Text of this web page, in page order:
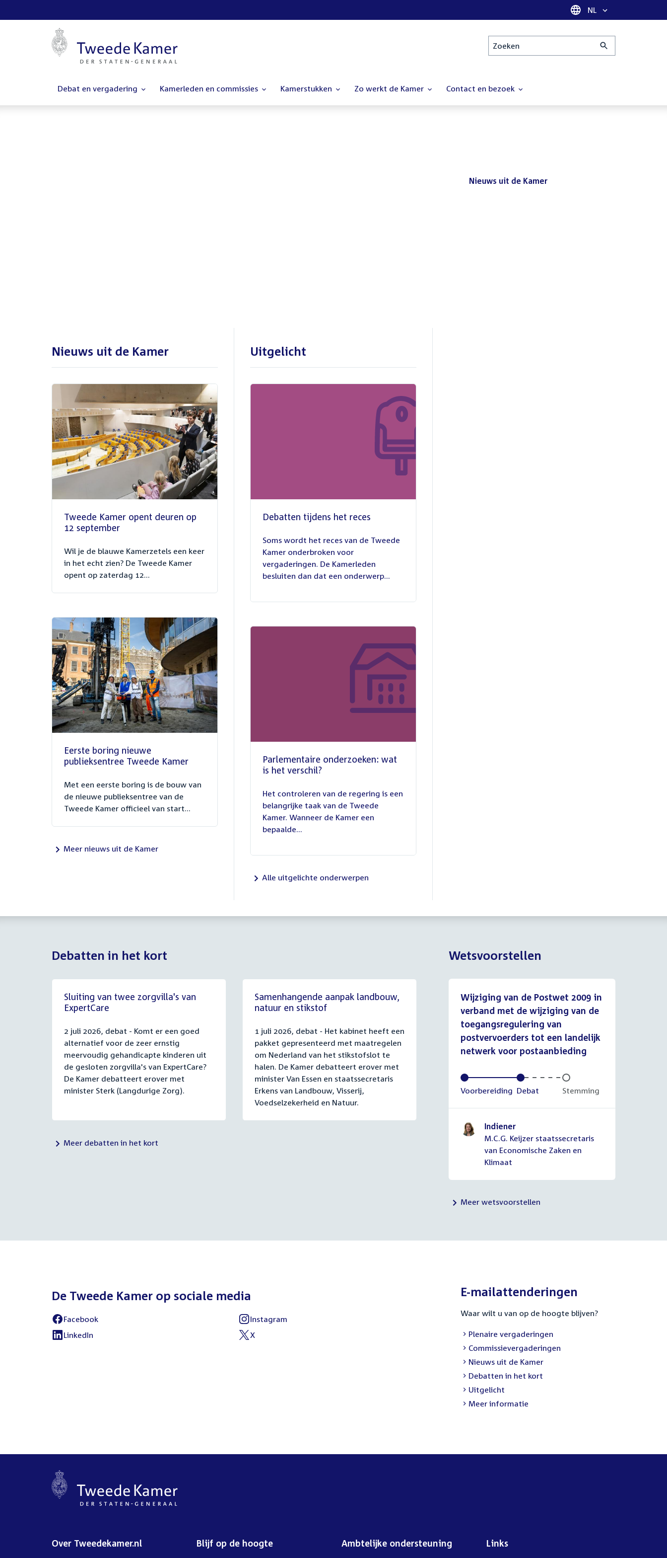
Taal selectie
NL
Zoeken
Debat en vergadering Kamerleden en commissies Kamerstukken Zo werkt de Kamer Contact en bezoek
Nieuws uit de Kamer
Nieuws uit de Kamer
Tweede Kamer opent deuren op
12 september
Wil je de blauwe Kamerzetels een keer
in het echt zien? De Tweede Kamer
opent op zaterdag 12...
Eerste boring nieuwe
publieksentree Tweede Kamer
Met een eerste boring is de bouw van
de nieuwe publieksentree van de
Tweede Kamer officieel van start...
Meer nieuws uit de Kamer
Uitgelicht
Debatten tijdens het reces
juli
2026
Soms wordt het reces van de Tweede
Kamer onderbroken voor
vergaderingen. De Kamerleden
besluiten dan dat een onderwerp...
Parlementaire onderzoeken: wat
is het verschil?
juli
2026
Het controleren van de regering is een
belangrijke taak van de Tweede
Kamer. Wanneer de Kamer een
bepaalde...
Alle uitgelichte onderwerpen
Debatten in het kort
Sluiting van twee zorgvilla's van
ExpertCare
2 juli 2026, debat - Komt er een goed
alternatief voor de zeer ernstig
meervoudig gehandicapte kinderen uit
de gesloten zorgvilla's van ExpertCare?
De Kamer debatteert erover met
minister Sterk (Langdurige Zorg).
Samenhangende aanpak landbouw,
natuur en stikstof
1 juli 2026, debat - Het kabinet heeft een
pakket gepresenteerd met maatregelen
om Nederland van het stikstofslot te
halen. De Kamer debatteert erover met
minister Van Essen en staatssecretaris
Erkens van Landbouw, Visserij,
Voedselzekerheid en Natuur.
Meer debatten in het kort
Wetsvoorstellen
Wijziging van de Postwet 2009 in
verband met de wijziging van de
toegangsregulering van
postvervoerders tot een landelijk
netwerk voor postaanbieding
Voltooid:
Voorbereiding Voltooid:
Debat Onvoltooid:
Stemming
Indiener
M.C.G. Keijzer staatssecretaris
van Economische Zaken en
Klimaat
Meer wetsvoorstellen
De Tweede Kamer op sociale media
External
link:
Facebook
External
link:
Instagram
External
LinkedIn
External
X
E-mailattenderingen
Waar wilt u van op de hoogte blijven?
External
link:
Plenaire vergaderingen
External
link:
Commissievergaderingen
External
link:
Nieuws uit de Kamer
External
link:
Debatten in het kort
External
link:
Uitgelicht
Meer informatie
Over Tweedekamer.nl Blijf op de hoogte Ambtelijke ondersteuning Links